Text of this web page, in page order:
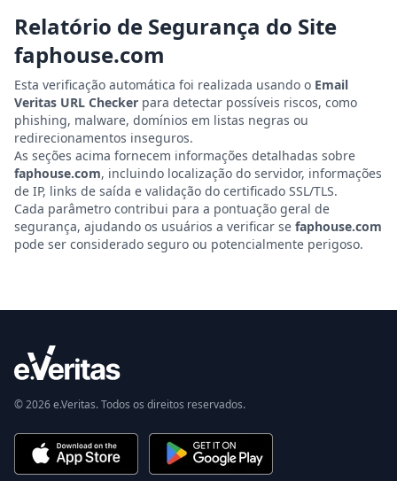
Relatório de Segurança do Site
faphouse.com
Esta verificação automática foi realizada usando o Email
Veritas URL Checker para detectar possíveis riscos, como
phishing, malware, domínios em listas negras ou
redirecionamentos inseguros.
As seções acima fornecem informações detalhadas sobre
faphouse.com, incluindo localização do servidor, informações
de IP, links de saída e validação do certificado SSL/TLS.
Cada parâmetro contribui para a pontuação geral de
segurança, ajudando os usuários a verificar se faphouse.com
pode ser considerado seguro ou potencialmente perigoso.
© 2026 e.Veritas. Todos os direitos reservados.